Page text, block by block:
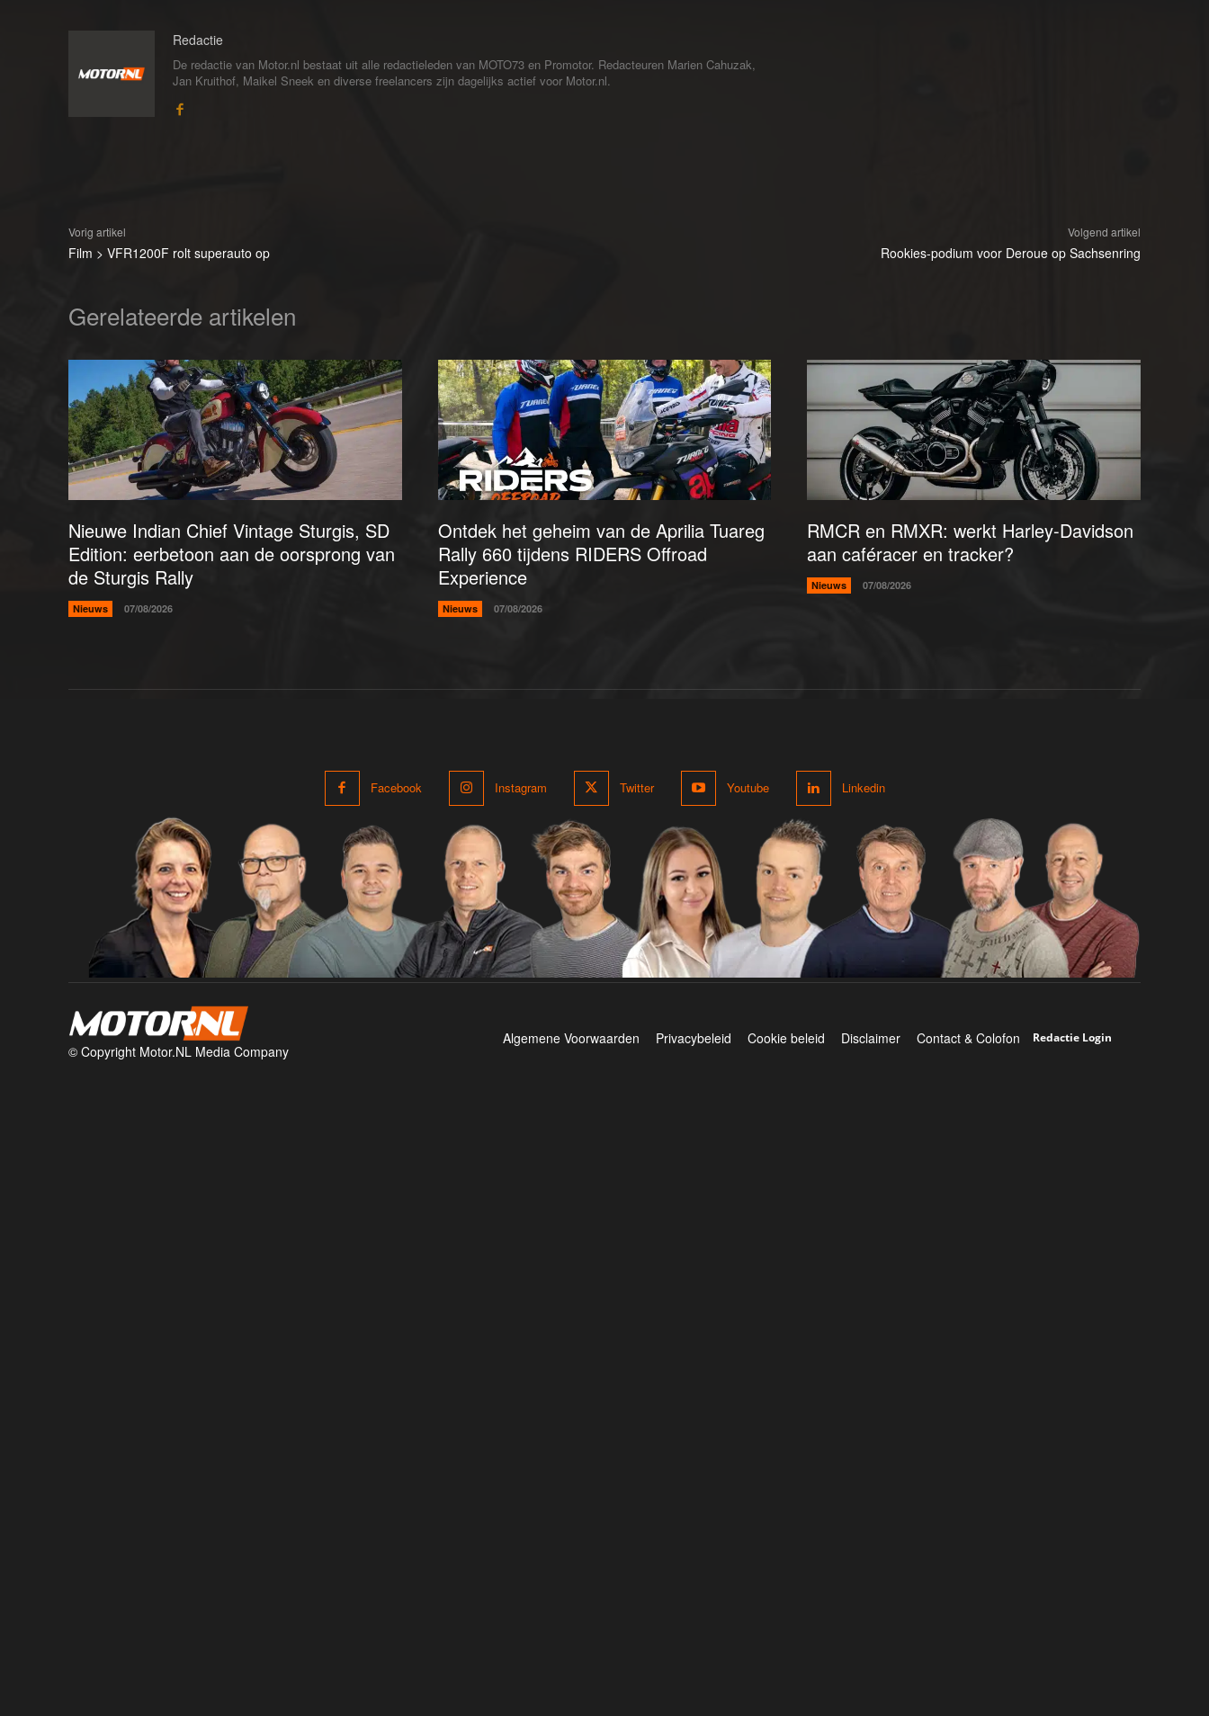
Redactie
De redactie van Motor.nl bestaat uit alle redactieleden van MOTO73 en Promotor. Redacteuren Marien Cahuzak,
Jan Kruithof, Maikel Sneek en diverse freelancers zijn dagelijks actief voor Motor.nl.
Vorig artikel
Film > VFR1200F rolt superauto op
Volgend artikel
Rookies-podium voor Deroue op Sachsenring
Gerelateerde artikelen
Nieuwe Indian Chief Vintage Sturgis, SD
Edition: eerbetoon aan de oorsprong van
de Sturgis Rally
Nieuws 07/08/2026
Ontdek het geheim van de Aprilia Tuareg
Rally 660 tijdens RIDERS Offroad
Experience
Nieuws 07/08/2026
RMCR en RMXR: werkt Harley-Davidson
aan caféracer en tracker?
Nieuws 07/08/2026
Facebook Instagram Twitter Youtube Linkedin
© Copyright Motor.NL Media Company
Algemene Voorwaarden Privacybeleid Cookie beleid Disclaimer Contact & Colofon Redactie Login